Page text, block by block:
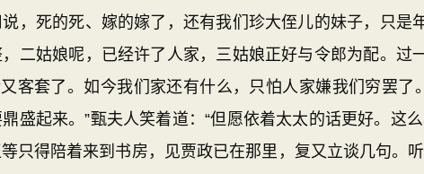
，死的死、嫁的嫁了，还有我们珍大侄儿的妹子，只是
二姑娘呢，已经许了人家，三姑娘正好与令郎为配。过
客套了。如今我们家还有什么，只怕人家嫌我们穷罢了
盛起来。”甄夫人笑着道：“但愿依着太太的话更好。这
只得陪着来到书房，见贾政已在那里，复又立谈几句。